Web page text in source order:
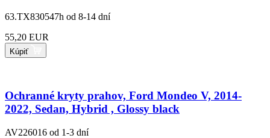
63.TX830547h od 8-14 dní
55,20 EUR
Kúpiť
Ochranné kryty prahov, Ford Mondeo V, 2014-
2022, Sedan, Hybrid , Glossy black
AV226016 od 1-3 dní